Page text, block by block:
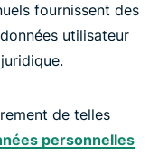
fournissent des
utilisateur
de telles
personnelles